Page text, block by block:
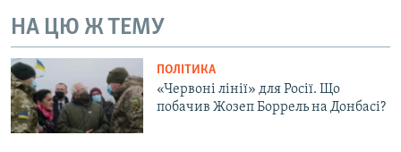
ДОЛУЧАЙСЯ!
НА ЦЮ Ж ТЕМУ
ПОЛІТИКА
«Червоні лінії» для Росії. Що
побачив Жозеп Боррель на Донбасі?